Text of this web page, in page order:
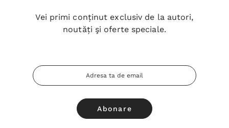
Vei primi conținut exclusiv de la autori,
noutăți şi oferte speciale.
Adresa
Email